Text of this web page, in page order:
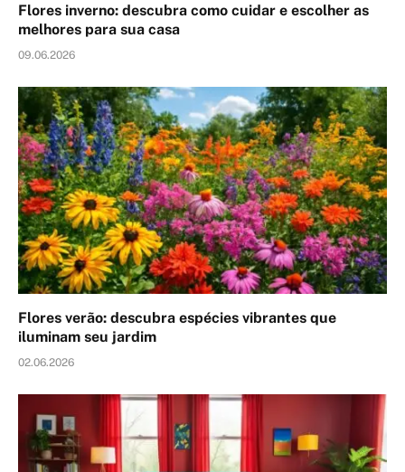
Flores inverno: descubra como cuidar e escolher as
melhores para sua casa
09.06.2026
Flores verão: descubra espécies vibrantes que
iluminam seu jardim
02.06.2026